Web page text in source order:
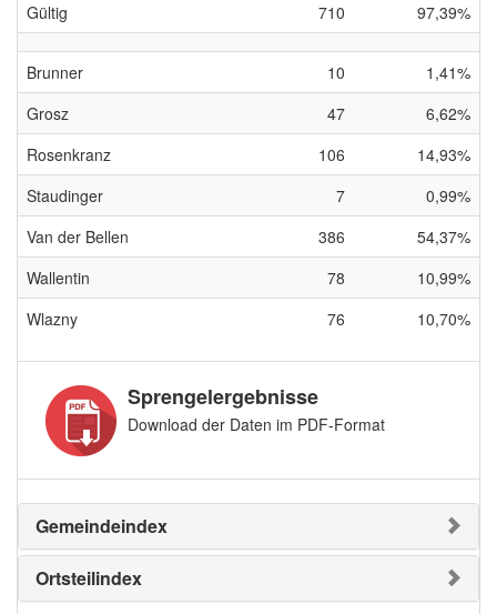
Gültig
710 97,39%
Brunner 10
1,41%
Grosz
47
6,62%
Rosenkranz
106
14,93%
Staudinger
7
0,99%
Van der Bellen
386
54,37%
Wallentin
78
10,99%
Wlazny
76 10,70%
Sprengelergebnisse
Download der Daten im PDF-Format
Gemeindeindex
Ortsteilindex